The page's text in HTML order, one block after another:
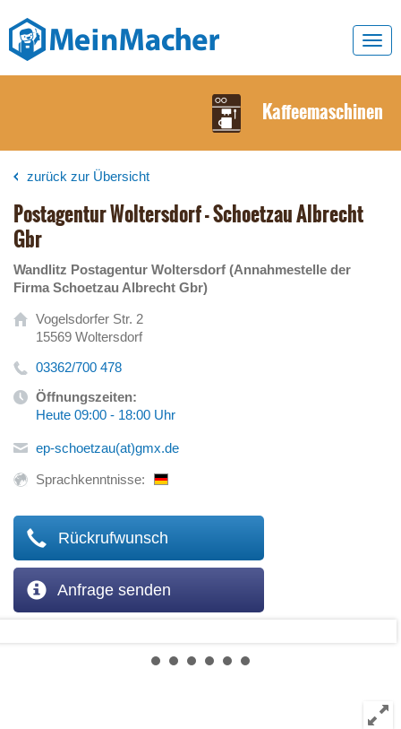
Kaffeemaschinen
zurück zur Übersicht
Postagentur Woltersdorf - Schoetzau Albrecht
Gbr
Wandlitz Postagentur Woltersdorf (Annahmestelle der
Firma Schoetzau Albrecht Gbr)
Vogelsdorfer Str. 2
15569 Woltersdorf
03362/700 478
Öffnungszeiten:
Heute 09:00 - 18:00 Uhr
ep-schoetzau(at)gmx.de
Sprachkenntnisse:
Rückrufwunsch
Anfrage senden